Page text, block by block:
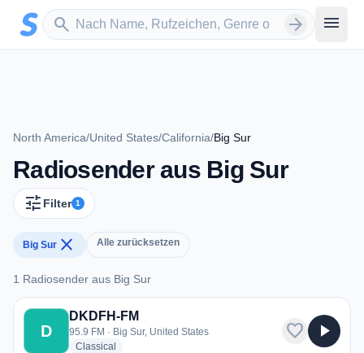
Zum Hauptinhalt springen
search
Sender suchen arrow_forward menu
North America/United States/California/Big Sur
Radiosender aus Big Sur
tune Filter 1
Big Sur close Alle zurücksetzen
1 Radiosender aus Big Sur
1 Radiosender aus Big Sur
D
DKDFH-FM
95.9 FM · Big Sur, United States
Classical
favorite play_arrow